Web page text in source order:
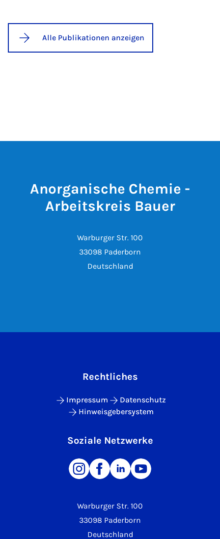
Alle Publikationen anzeigen
Anorganische Chemie -
Arbeitskreis Bauer
Warburger Str. 100
33098 Paderborn
Deutschland
Warburger Str. 100
33098 Paderborn
Deutschland
Rechtliches
Impressum
Datenschutz
Hinweisgebersystem
Soziale Netzwerke